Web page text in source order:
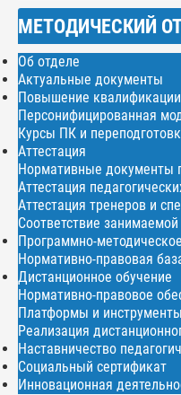
МЕТОДИЧЕСКИЙ
Об отделе
Актуальные документы
Повышение квалификации
Персонифицированная
Курсы ПК и
Аттестация
Нормативные документы
Аттестация
Аттестация тренеров и
Соответствие
Программно-
Нормативно-правовая
Дистанционное обучение
Нормативно-правовое
Платформы и инструменты
Реализация
Наставничество
Социальный сертификат
Инновационная